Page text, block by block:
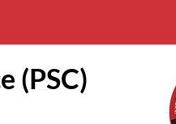
(PSC)